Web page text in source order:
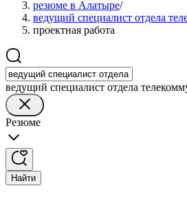
резюме в Алатыре/
ведущий специалист отдела
проектная работа
ведущий специалист отдела
Резюме
Найти